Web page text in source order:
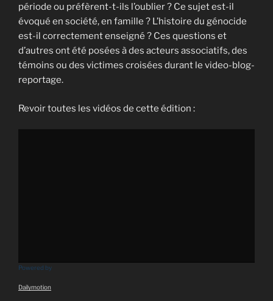
période ou préfèrent-t-ils l’oublier ? Ce sujet est-il
évoqué en société, en famille ? L’histoire du génocide
est-il correctement enseigné ? Ces questions et
d’autres ont été posées à des acteurs associatifs, des
témoins ou des victimes croisées durant le video-blog-
reportage.
Revoir toutes les vidéos de cette édition :
Powered by
Dailymotion